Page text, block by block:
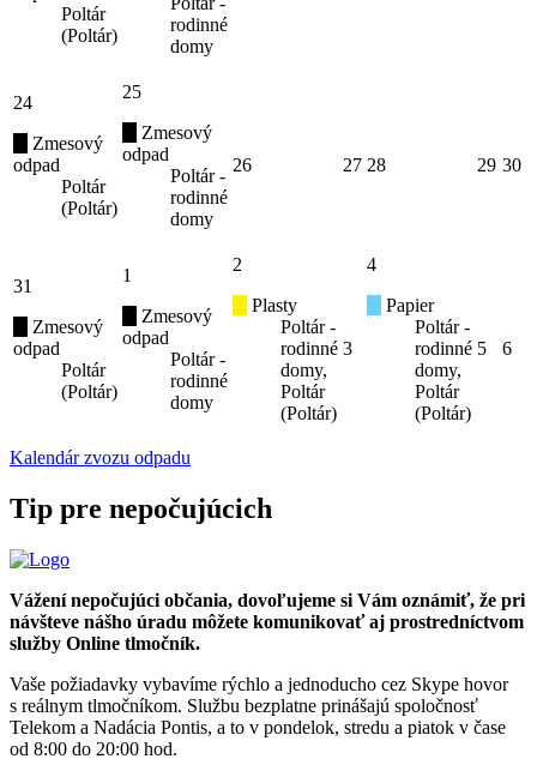
Poltár
(Poltár)
rodinné
domy
24
Zmesový
odpad
Poltár
(Poltár)
25
Zmesový
odpad
Poltár -
rodinné
domy
26 27 28 29 30
31
Zmesový
odpad
Poltár
(Poltár)
1
Zmesový
odpad
Poltár -
rodinné
domy
2
Plasty
Poltár -
rodinné
domy,
Poltár
(Poltár)
3
4
Papier
Poltár -
rodinné
domy,
Poltár
(Poltár)
5 6
Kalendár zvozu odpadu
Tip pre nepočujúcich
Vážení nepočujúci občania, dovoľujeme si Vám oznámiť, že pri
návšteve nášho úradu môžete komunikovať aj prostredníctvom
služby Online tlmočník.
Vaše požiadavky vybavíme rýchlo a jednoducho cez Skype hovor
s reálnym tlmočníkom. Službu bezplatne prinášajú spoločnosť
Telekom a Nadácia Pontis, a to v pondelok, stredu a piatok v čase
od 8:00 do 20:00 hod.